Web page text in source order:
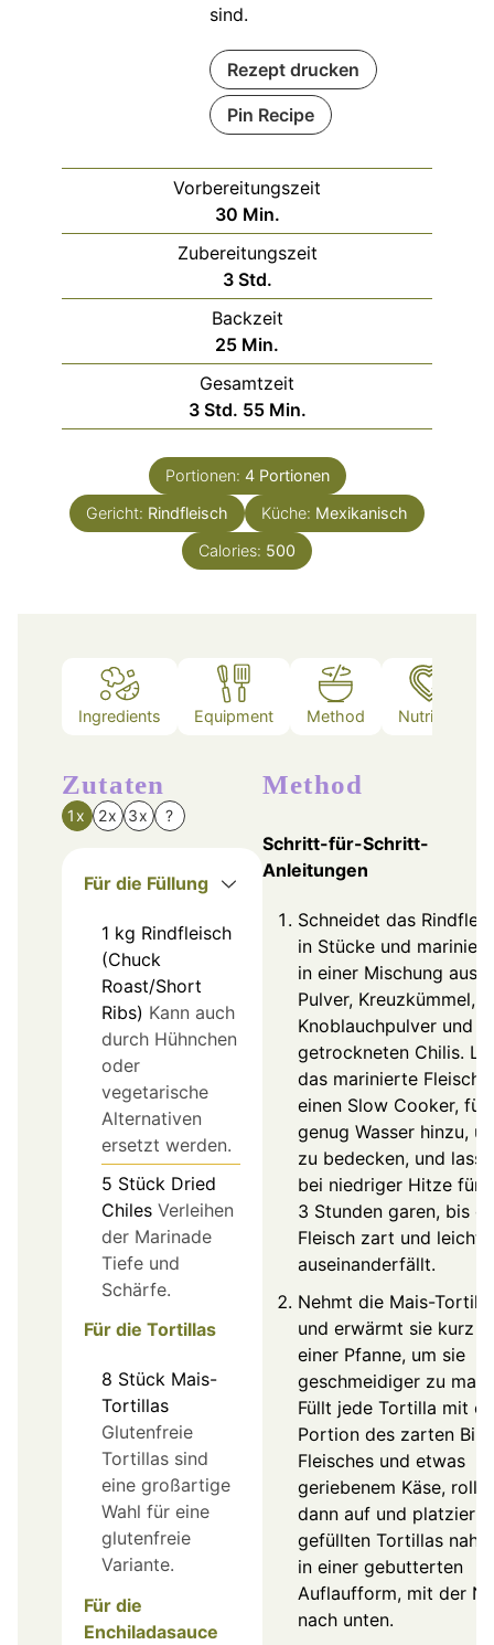
sind.
Rezept drucken
Pin Recipe
Vorbereitungszeit
30Minuten
Min.
Zubereitungszeit
3Stunden
Std.
Backzeit
25Minuten
Min.
Gesamtzeit
3Stunden
Std. 55Minuten
Min.
Portionen: 4 Portionen
Gericht: Rindfleisch Küche: Mexikanisch
Calories: 500
Ingredients Equipment Method Nutrition
Zutaten
1x 2x 3x ?
Für die Füllung
1 kg Rindfleisch
(Chuck
Roast/Short
Ribs) Kann auch
durch Hühnchen
oder
vegetarische
Alternativen
ersetzt werden.
5 Stück Dried
Chiles Verleihen
der Marinade
Tiefe und
Schärfe.
Für die Tortillas
8 Stück Mais-
Tortillas
Glutenfreie
Tortillas sind
eine großartige
Wahl für eine
glutenfreie
Variante.
Für die
Enchiladasauce
Method
Schritt-für-Schritt-
Anleitungen
Schneidet das
in Stücke und
in einer Mischung aus
Pulver, Kreuzkümmel,
Knoblauchpulver und
getrockneten Chilis.
das marinierte Fleisch
einen Slow Cooker,
genug Wasser hinzu,
zu bedecken, und lasst
bei niedriger Hitze für
3 Stunden garen, bis
Fleisch zart und leicht
auseinanderfällt.
Nehmt die Mais-
und erwärmt sie kurz in
einer Pfanne, um sie
geschmeidiger zu
Füllt jede Tortilla mit
Portion des zarten
Fleisches und etwas
geriebenem Käse, rollt
dann auf und platziert
gefüllten Tortillas
in einer gebutterten
Auflaufform, mit der
nach unten.